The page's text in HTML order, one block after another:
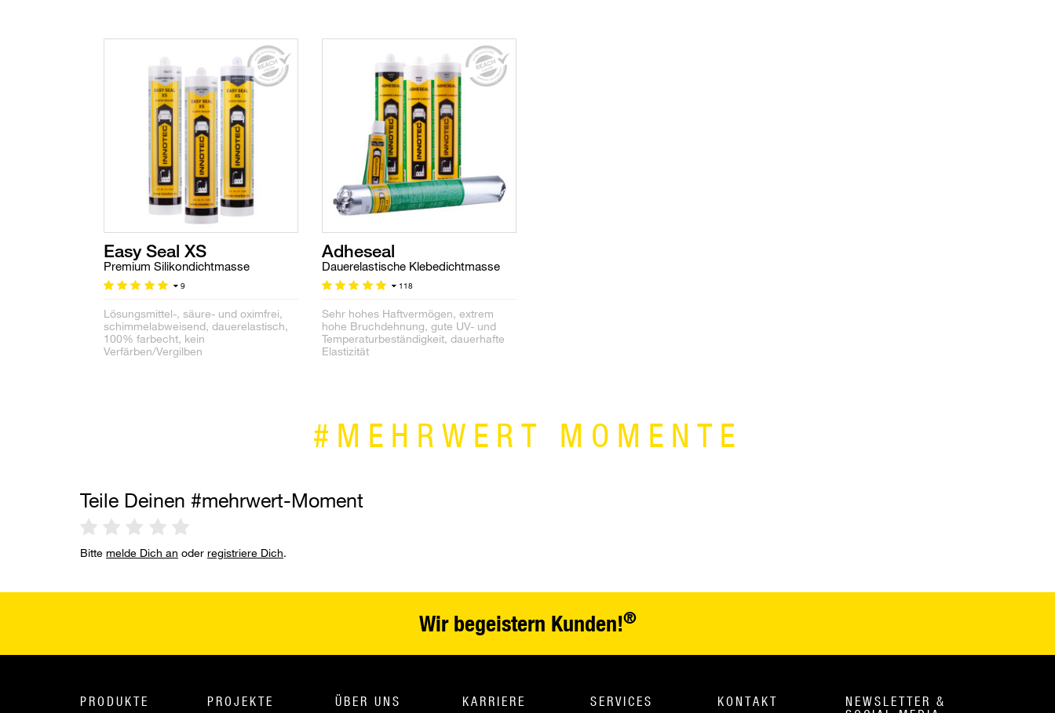
Easy Seal XS
Premium Silikondichtmasse
9
Lösungsmittel-, säure- und oximfrei,
schimmelabweisend, dauerelastisch,
100% farbecht, kein
Verfärben/Vergilben
Adheseal
Dauerelastische Klebedichtmasse
118
Sehr hohes Haftvermögen, extrem
hohe Bruchdehnung, gute UV- und
Temperaturbeständigkeit, dauerhafte
Elastizität
#MEHRWERT MOMENTE
Teile Deinen #mehrwert-Moment
Bitte melde Dich an oder registriere Dich.
Wir begeistern Kunden!®
PRODUKTE PROJEKTE ÜBER UNS KARRIERE SERVICES KONTAKT
NEWSLETTER &